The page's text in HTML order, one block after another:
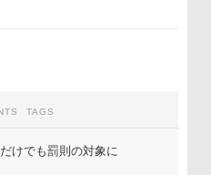
TAGS
けでも罰則の対象に